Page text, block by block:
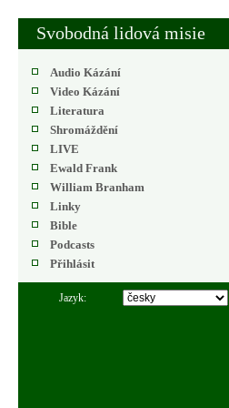
Svobodná lidová misie
Audio Kázání
Video Kázání
Literatura
Shromáždění
LIVE
Ewald Frank
William Branham
Linky
Bible
Podcasts
Přihlásit
Jazyk: